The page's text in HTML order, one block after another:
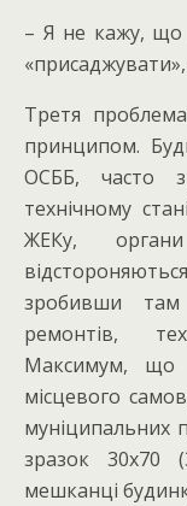
– Я не кажу, що
Третя
принципом.
ОСББ, часто
технічному
ЖЕКу, органи
зробивши там
ремонтів,
Максимум, що
місцевого
муніципальних
зразок 30х70
мешканці